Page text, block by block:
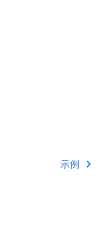
示例